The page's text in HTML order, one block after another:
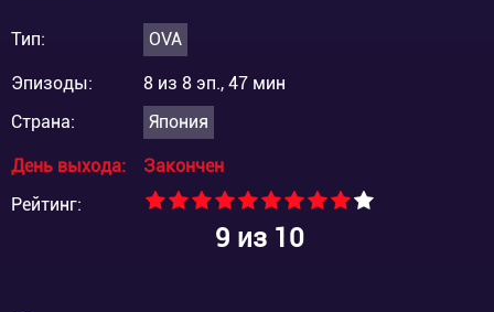
Тип: OVA
Эпизоды:
8 из 8 эп., 47 мин
Страна:
Япония
День выхода:
Закончен
Рейтинг:
9 из 10